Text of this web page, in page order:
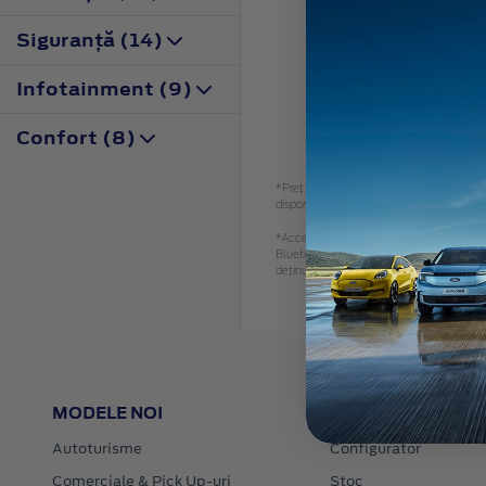
Siguranţă (14)
Infotainment (9)
Confort (8)
*Preţ recomandat de vânzare, TVA
disponibil.
*Accesoriile identificate sunt accesorii
Bluetooth SIG, Inc. și orice utilizare a
deținute de respectivii proprietari
MODELE NOI
Autoturisme
Comerciale & Pick Up-uri
LINK-URI RAPIDE
Configurator
Stoc